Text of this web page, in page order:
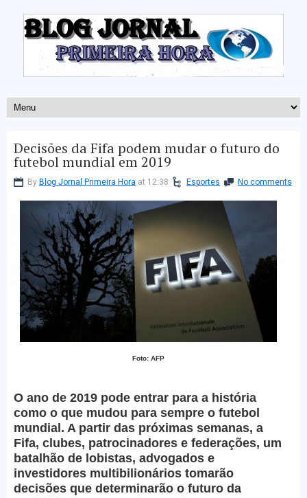
Decisões da Fifa podem mudar o futuro do
futebol mundial em 2019
By Blog Jornal Primeira Hora at 12:38 Esportes No comments
Foto: AFP
O ano de 2019 pode entrar para a história
como o que mudou para sempre o futebol
mundial. A partir das próximas semanas, a
Fifa, clubes, patrocinadores e federações, um
batalhão de lobistas, advogados e
investidores multibilionários tomarão
decisões que determinarão o futuro da